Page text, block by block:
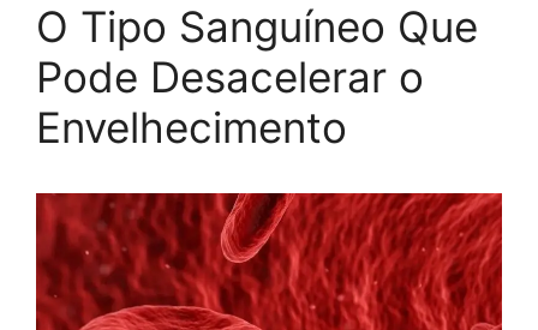
O Tipo Sanguíneo Que
Pode Desacelerar o
Envelhecimento